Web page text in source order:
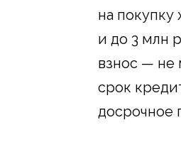
на
и до 3 млн
взнос — не
срок
досрочное